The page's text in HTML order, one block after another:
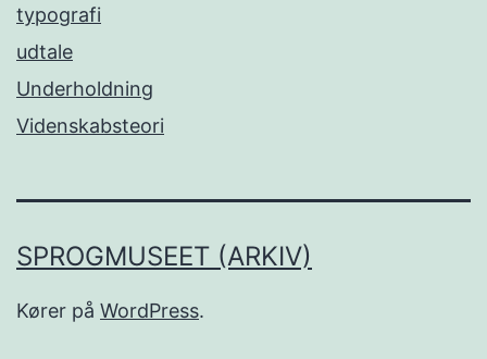
typografi
udtale
Underholdning
Videnskabsteori
SPROGMUSEET (ARKIV)
Kører på WordPress.